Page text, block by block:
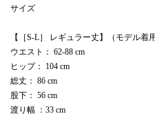
サイズ
【［S-L］ レギュラー丈】（モデル着用
ウエスト： 62-88 cm
ヒップ： 104 cm
総丈： 86 cm
股下： 56 cm
渡り幅 ：33 cm